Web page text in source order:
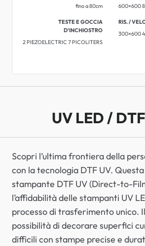
fino a 80cm
600×600
TESTE E GOCCIA
D’INCHIOSTRO
2 PIEZOELECTRIC 7 PICOLITERS
RIS. /
300×600
UV LED /
Scopri l’ultima frontiera della
con la tecnologia DTF UV.
stampante DTF UV (Direct-to-
l’affidabilità delle stampanti UV
processo di trasferimento unico.
possibilità di decorare superfici
difficili con stampe precise e